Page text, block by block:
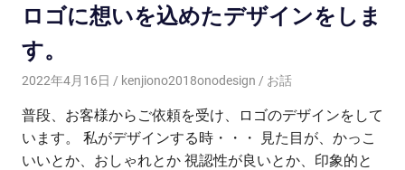
ロゴに想いを込めたデザインをしま
す。
2022年4月16日 kenjiono2018onodesign お話
普段、お客様からご依頼を受け、ロゴのデザインをして
います。 私がデザインする時・・・ 見た目が、かっこ
いいとか、おしゃれとか 視認性が良いとか、印象的と